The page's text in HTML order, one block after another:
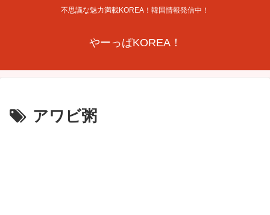
不思議な魅力満載KOREA！韓国情報発信中！
やーっぱKOREA！
アワビ粥